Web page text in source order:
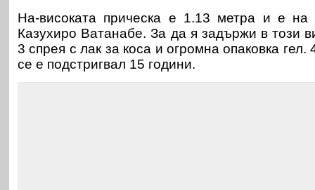
На-високата прическа е 1.13 метра и е на
Казухиро Ватанабе. За да я задържи в този
3 спрея с лак за коса и огромна опаковка
се е подстригвал 15 години.